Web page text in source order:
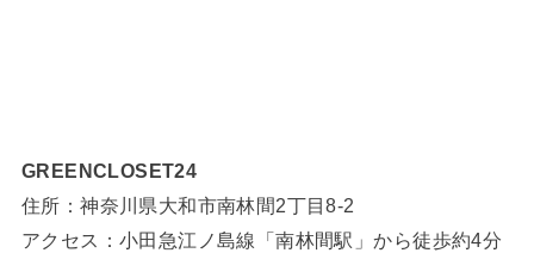
GREENCLOSET24
住所：神奈川県大和市南林間2丁目8-2
アクセス：小田急江ノ島線「南林間駅」から徒歩約4分